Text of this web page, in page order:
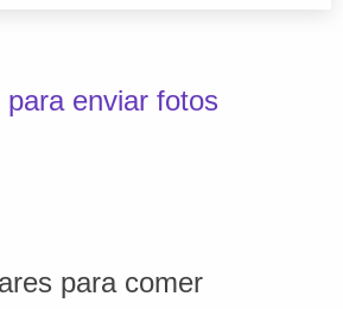
para enviar fotos
para comer